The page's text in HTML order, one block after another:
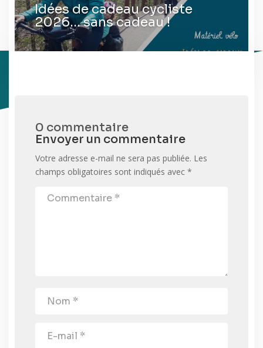
Idées de cadeau cycliste
2026… sans cadeau !
0 commentaire
Envoyer un commentaire
Votre adresse e-mail ne sera pas publiée. Les
champs obligatoires sont indiqués avec *